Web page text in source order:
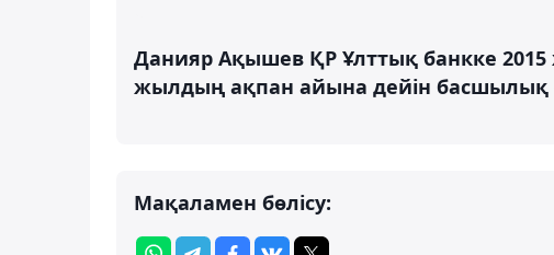
Данияр Ақышев ҚР Ұлттық банкке
жылдың ақпан айына дейін басшылық
Мақаламен бөлісу: